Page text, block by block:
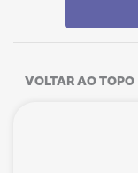
VOLTAR AO TOPO